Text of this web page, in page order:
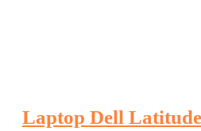
Laptop Dell